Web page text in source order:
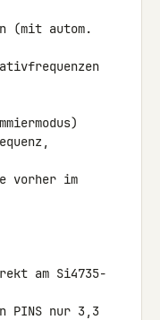
(mit autom.
vorher im
am Si4735-
PINS nur 3,3